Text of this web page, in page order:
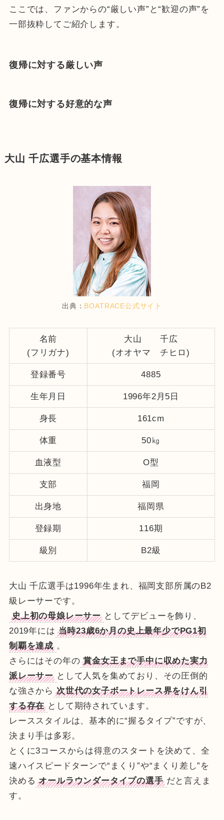
ここでは、ファンからの“厳しい声”と“歓迎の声”を
一部抜粋してご紹介します。
復帰に対する厳しい声
復帰に対する好意的な声
大山 千広選手の基本情報
出典： BOATRACE公式サイト
名前
(フリガナ)
大山 千広
(オオヤマ チヒロ)
登録番号 4885
生年月日 1996年2月5日
身長 161cm
体重 50㎏
血液型 O型
支部 福岡
出身地 福岡県
登録期 116期
級別 B2級
大山 千広選手は1996年生まれ、福岡支部所属のB2
級レーサーです。
史上初の母娘レーサー としてデビューを飾り、
2019年には 当時23歳6か月の史上最年少でPG1初
制覇を達成 。
さらにはその年の 賞金女王まで手中に収めた実力
派レーサー として人気を集めており、その圧倒的
な強さから 次世代の女子ボートレース界をけん引
する存在 として期待されています。
レーススタイルは、基本的に“握るタイプ”ですが、
決まり手は多彩。
とくに3コースからは得意のスタートを決めて、全
速ハイスピードターンで“まくり”や“まくり差し”を
決める オールラウンダータイプの選手 だと言えま
す。